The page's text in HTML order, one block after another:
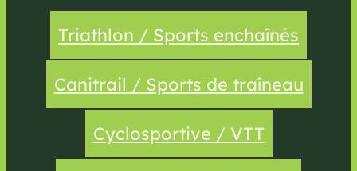
Triathlon / Sports enchaînés
Canitrail / Sports de traîneau
Cyclosportive / VTT